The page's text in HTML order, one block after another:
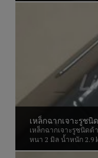
เหล็กฉากเจาะรูชนิ
เหล็กฉากเจาะรูชนิดด้
หนา 2 มิล น้ำหนัก 2.9